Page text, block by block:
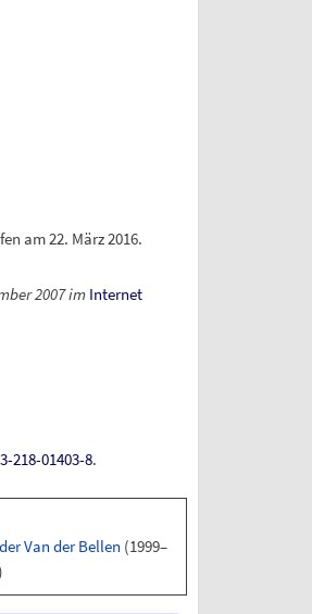
am 22. März 2016.
2007 im Internet
218-01403-8.
Van der Bellen (1999–